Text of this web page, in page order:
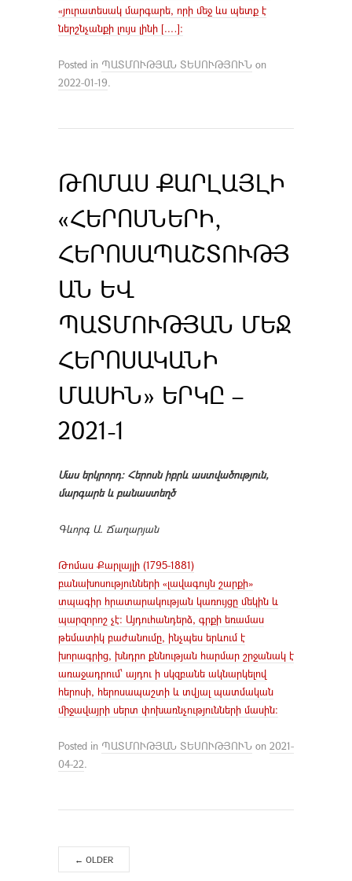
«յուրատեսակ մարգարե, որի մեջ ևս պետք է
ներշնչանքի լույս լինի [.…]։
Posted in ՊԱՏՄՈՒԹՅԱՆ ՏԵՍՈՒԹՅՈՒՆ on
2022-01-19.
ԹՈՄԱՍ ՔԱՐԼԱՅԼԻ
«ՀԵՐՈՍՆԵՐԻ,
ՀԵՐՈՍԱՊԱՇՏՈՒԹՅ
ԱՆ ԵՎ
ՊԱՏՄՈՒԹՅԱՆ ՄԵՋ
ՀԵՐՈՍԱԿԱՆԻ
ՄԱՍԻՆ» ԵՐԿԸ –
2021-1
Մաս երկրորդ։ Հերոսն իբրև աստվածություն,
մարգարե և բանաստեղծ
Գևորգ Ա. Ճաղարյան
Թոմաս Քարլայլի (1795-1881)
բանախոսությունների «լավագույն շարքի»
տպագիր հրատարակության կառույցը մեկին և
պարզորոշ չէ։ Այդուհանդերձ, գրքի եռամաս
թեմատիկ բաժանումը, ինչպես երևում է
խորագրից, խնդրո քննության հարմար շրջանակ է
առաջադրում՝ այդու ի սկզբանե ակնարկելով
հերոսի, հերոսապաշտի և տվյալ պատմական
միջավայրի սերտ փոխառնչությունների մասին։
Posted in ՊԱՏՄՈՒԹՅԱՆ ՏԵՍՈՒԹՅՈՒՆ on 2021-
04-22.
← OLDER